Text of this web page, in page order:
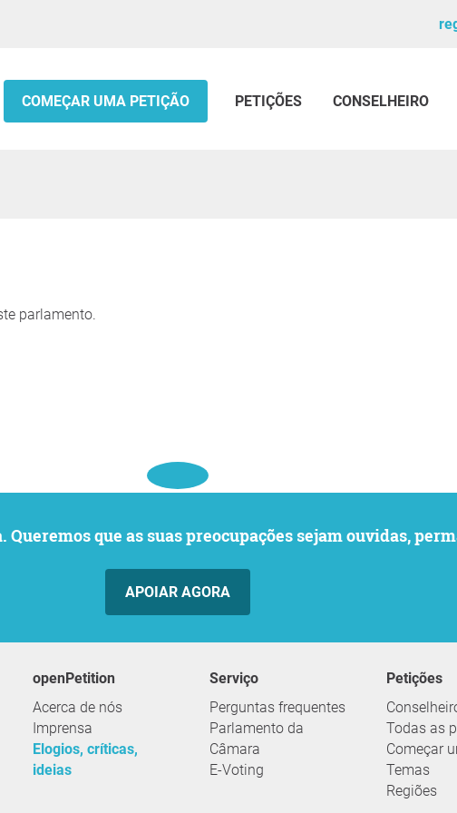
COMEÇAR UMA PETIÇÃO PETIÇÕES CONSELHEIRO
parlamento.
Queremos que as suas preocupações sejam ouvidas,
APOIAR AGORA
openPetition
Acerca de nós
Imprensa
Elogios, críticas,
ideias
serviço
Perguntas frequentes
Parlamento da
Câmara
E-Voting
Petições
Todas as
Começar
Temas
Regiões